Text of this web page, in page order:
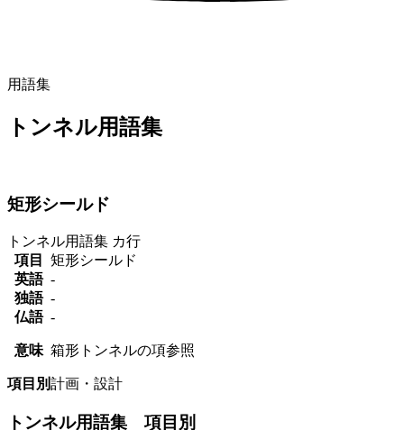
用語集
トンネル用語集
矩形シールド
トンネル用語集 カ行
項目
矩形シールド
英語 -
独語 -
仏語 -
意味 箱形トンネルの項参照
項目別計画・設計
トンネル用語集 項目別